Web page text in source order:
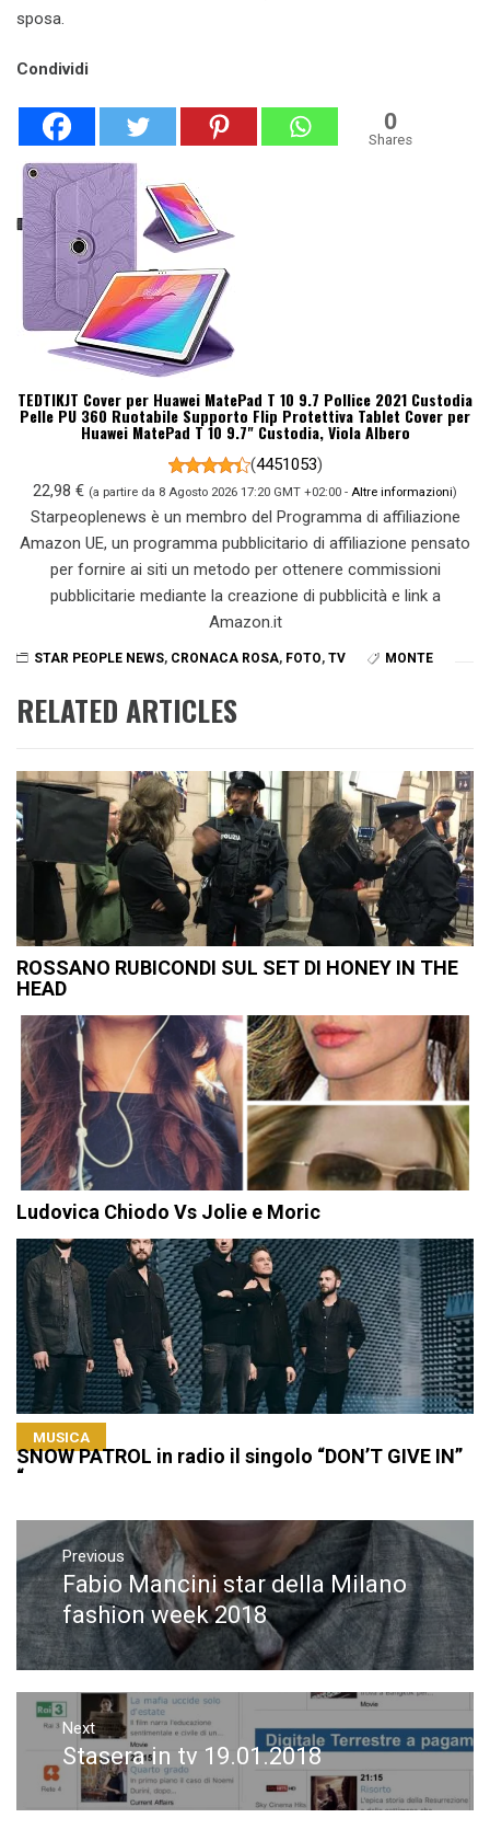
sposa.
Condividi
0
Shares
TEDTIKJT Cover per Huawei MatePad T 10 9.7 Pollice 2021 Custodia
Pelle PU 360 Ruotabile Supporto Flip Protettiva Tablet Cover per
Huawei MatePad T 10 9.7" Custodia, Viola Albero
(4451053)
22,98 € (a partire da 8 Agosto 2026 17:20 GMT +02:00 - Altre informazioni)
Starpeoplenews è un membro del Programma di affiliazione
Amazon UE, un programma pubblicitario di affiliazione pensato
per fornire ai siti un metodo per ottenere commissioni
pubblicitarie mediante la creazione di pubblicità e link a
Amazon.it
STAR PEOPLE NEWS, CRONACA ROSA, FOTO, TV MONTE
RELATED ARTICLES
ROSSANO RUBICONDI SUL SET DI HONEY IN THE
HEAD
Ludovica Chiodo Vs Jolie e Moric
MUSICA
SNOW PATROL in radio il singolo “DON’T GIVE IN”
“
Navigazione
articoli
Previous
Previous
post:
Fabio Mancini star della Milano
fashion week 2018
Next
Next
post:
Stasera in tv 19.01.2018